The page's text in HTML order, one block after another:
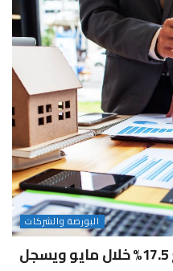
البورصة والشركات
نشاط التأجير التمويلي يرتفع 17.5% خلال مايو ويسجل